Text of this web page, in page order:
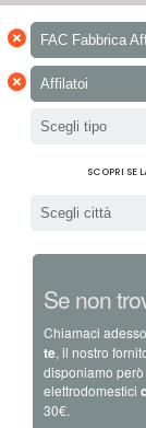
× FAC Fabbrica
× Affilatoi
Scegli tipo
SCOPRI SE
Scegli città
Se non
Chiamaci
te, il nostro
disponiamo
elettrodomestici
30€.